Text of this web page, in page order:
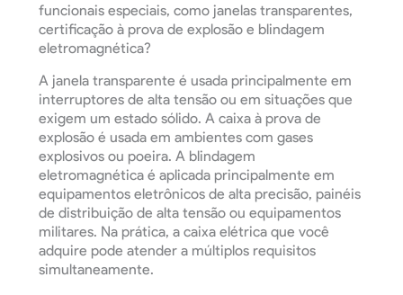
funcionais especiais, como janelas transparentes,
certificação à prova de explosão e blindagem
eletromagnética?
A janela transparente é usada principalmente em
interruptores de alta tensão ou em situações que
exigem um estado sólido. A caixa à prova de
explosão é usada em ambientes com gases
explosivos ou poeira. A blindagem
eletromagnética é aplicada principalmente em
equipamentos eletrônicos de alta precisão, painéis
de distribuição de alta tensão ou equipamentos
militares. Na prática, a caixa elétrica que você
adquire pode atender a múltiplos requisitos
simultaneamente.